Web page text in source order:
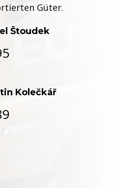
Güter.
Štoudek
Kolečkář